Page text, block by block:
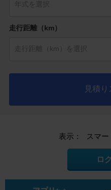
走行距離（km）
見積り
表示： スマ
ロ